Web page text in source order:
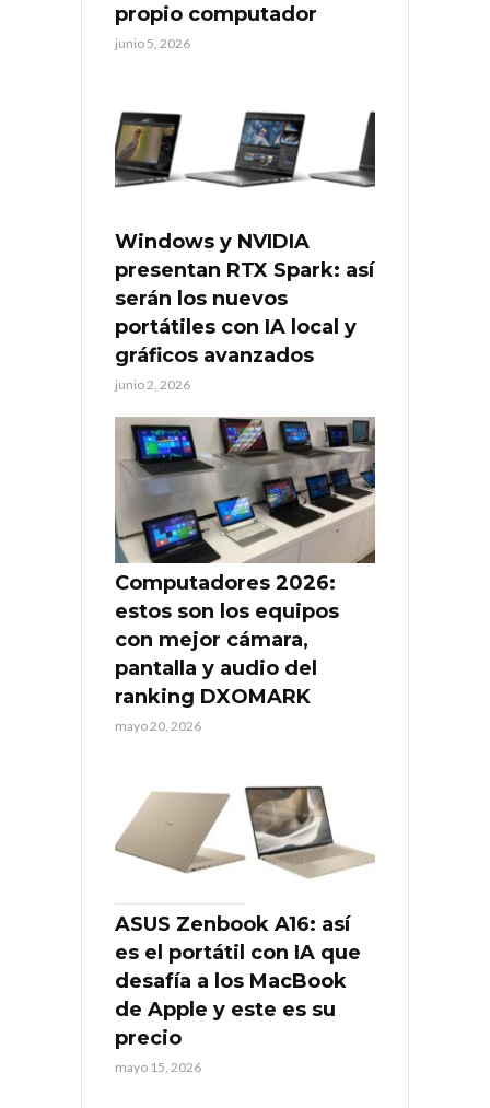
propio computador
junio 5, 2026
Windows y NVIDIA
presentan RTX Spark: así
serán los nuevos
portátiles con IA local y
gráficos avanzados
junio 2, 2026
Computadores 2026:
estos son los equipos
con mejor cámara,
pantalla y audio del
ranking DXOMARK
mayo 20, 2026
ASUS Zenbook A16: así
es el portátil con IA que
desafía a los MacBook
de Apple y este es su
precio
mayo 15, 2026